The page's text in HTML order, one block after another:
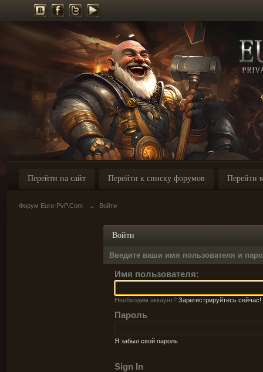
Перейти на сайт Перейти к списку форумов Перейти
Форум Euro-PvP.Com → Войти
Войти
Введите ваши имя пользователя и
Имя пользователя:
Необходим аккаунт? Зарегистрируйтесь сейчас!
Пароль
Я забыл свой пароль
Sign In